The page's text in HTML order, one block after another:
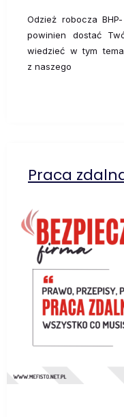
Odzież robocza
powinien dostać
wiedzieć w tym
z naszego
Praca